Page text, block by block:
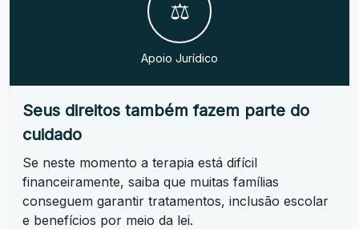
⚖️
Apoio Jurídico
Seus direitos também fazem parte do
cuidado
Se neste momento a terapia está difícil
financeiramente, saiba que muitas famílias
conseguem garantir tratamentos, inclusão escolar
e benefícios por meio da lei.